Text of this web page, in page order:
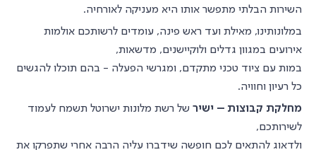
השירות הבלתי מתפשר אותו היא מעניקה לאורחיה.
במלונותינו, מאילת ועד ראש פינה, עומדים לרשותכם אולמות
אירועים במגוון גדלים ולוקיישנים, מדשאות,
במות עם ציוד טכני מתקדם, ומגרשי הפעלה - בהם תוכלו להגשים
כל רעיון וחוויה.
מחלקת קבוצות – ישיר של רשת מלונות ישרוטל תשמח לעמוד
לשירותכם,
ולדאוג להתאים לכם חופשה שידברו עליה הרבה אחרי שתפרקו את